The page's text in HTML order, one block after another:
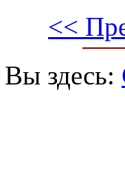
<<
Вы здесь: